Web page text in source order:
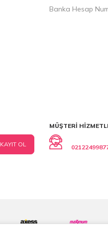
Banka Hesap
KAYIT OL
MÜŞTERI